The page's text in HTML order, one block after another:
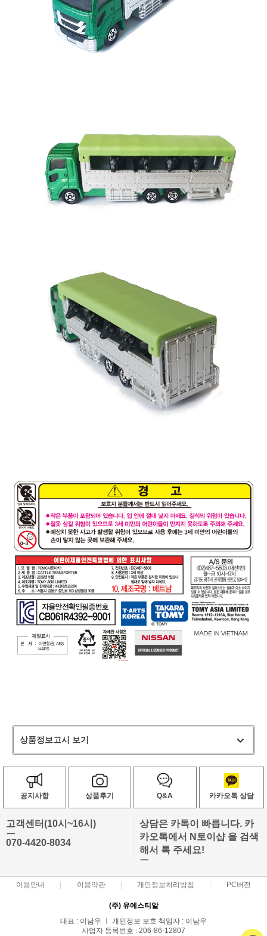
상품정보고시 보기
공지사항 상품후기 Q&A 카카오톡 상담
고객센터(10시~16시)
ㅡ
070-4420-8034
상담은 카톡이 빠릅니다. 카
카오톡에서 N토이샵 을 검색
해서 톡 주세요!
ㅡ
이용안내 이용약관 개인정보처리방침 PC버전
(주) 유에스티알
대표 : 이남우 ㅣ 개인정보 보호 책임자 : 이남우
사업자 등록번호 : 206-86-12807